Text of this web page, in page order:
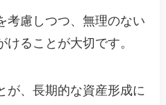
考慮しつつ、無理のない
ることが大切です。
が、長期的な資産形成に